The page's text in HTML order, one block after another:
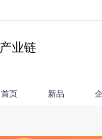
产业链
首页 新品